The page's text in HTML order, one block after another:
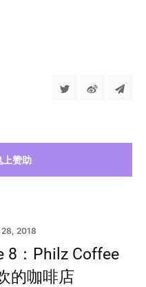
赞助
28, 2018
8：Philz Coffee
的咖啡店